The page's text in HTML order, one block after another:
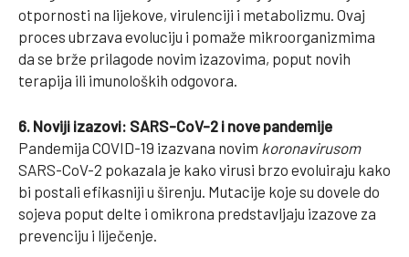
otpornosti na lijekove, virulenciji i metabolizmu. Ovaj
proces ubrzava evoluciju i pomaže mikroorganizmima
da se brže prilagode novim izazovima, poput novih
terapija ili imunoloških odgovora.
6. Noviji izazovi: SARS-CoV-2 i nove pandemije
Pandemija COVID-19 izazvana novim koronavirusom
SARS-CoV-2 pokazala je kako virusi brzo evoluiraju kako
bi postali efikasniji u širenju. Mutacije koje su dovele do
sojeva poput delte i omikrona predstavljaju izazove za
prevenciju i liječenje.